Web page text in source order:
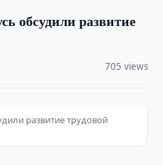
обсудили развитие
705 views
развитие трудовой